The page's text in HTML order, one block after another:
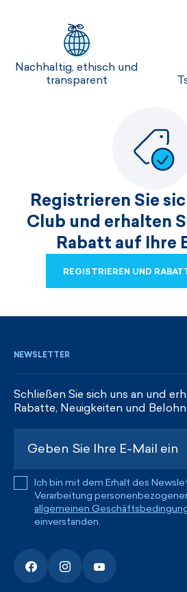
Nachhaltig, ethisch und
transparent
Registrieren Sie
Club und erhalten
Rabatt auf Ihre
REGISTRIEREN UND
NEWSLETTER
Schließen Sie sich uns an und
Rabatte, Neuigkeiten und
Ich bin mit dem Erhalt des
Verarbeitung
allgemeinen
einverstanden.